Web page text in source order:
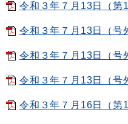
令和３年７月13日（第
令和３年７月13日（号
令和３年７月13日（号
令和３年７月13日（号
令和３年７月16日（第